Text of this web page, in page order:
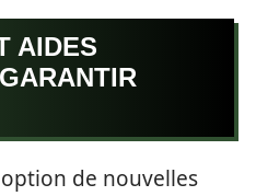
AIDES
de nouvelles